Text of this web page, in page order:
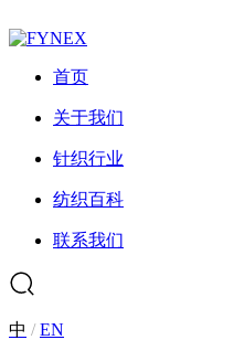
首页
关于我们
针织行业
纺织百科
联系我们
中 /EN